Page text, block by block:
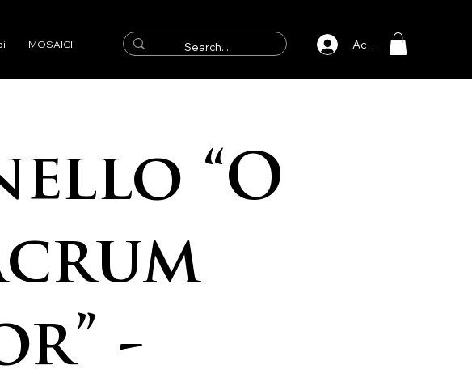
“O
-
MOSAICI Accedi